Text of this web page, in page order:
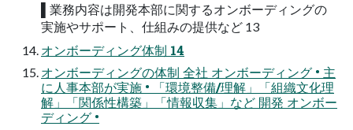
▌業務内容は開発本部に関するオンボーディングの
実施やサポート、仕組みの提供など 13
オンボーディング体制 14
オンボーディングの体制 全社 オンボーディング • 主
に⼈事本部が実施 • 「環境整備/理解」「組織⽂化理
解」「関係性構築」「情報収集」など 開発 オンボー
ディング •